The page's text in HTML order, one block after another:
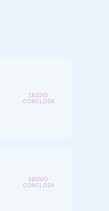
SESSIÓ
CONCLOSA
SESSIÓ
CONCLOSA